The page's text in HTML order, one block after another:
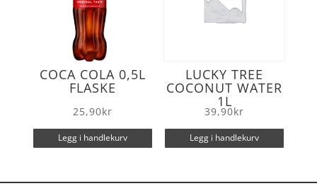
COCA COLA 0,5L
FLASKE
25,90kr
Legg i handlekurv
LUCKY TREE
COCONUT WATER
1L
39,90kr
Legg i handlekurv